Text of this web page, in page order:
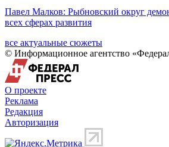
Павел Малков: Рыбновский округ
всех сферах развития
все актуальные сюжеты
© Информационное агентство
О проекте
Реклама
Редакция
Авторизация